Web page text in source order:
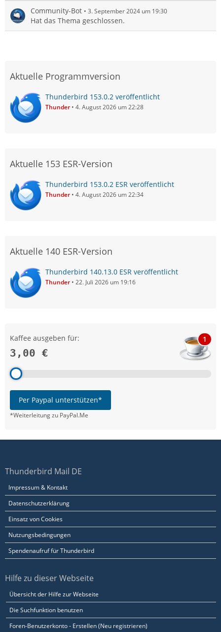
Community-Bot 3. September 2024 um 19:30
Hat das Thema geschlossen.
Aktuelle Programmversion
Thunderbird 153.0.2 veröffentlicht
Thunder 4. August 2026 um 22:28
Aktuelle 153 ESR-Version
Thunderbird 153.0.2 ESR veröffentlicht
Thunder 4. August 2026 um 22:34
Aktuelle 140 ESR-Version
Thunderbird 140.13.0 ESR veröffentlicht
Thunder 22. Juli 2026 um 19:16
Kaffee ausgeben für:
3,00 €
1
Per Paypal unterstützen*
*Weiterleitung zu PayPal.Me
Thunderbird Mail DE
Impressum & Kontakt
Datenschutzerklärung
Einsatz von Cookies
Nutzungsbedingungen
Spendenaufruf für Thunderbird
Hilfe zu dieser Webseite
Übersicht der Hilfe zur Webseite
Die Suchfunktion benutzen
Foren-Benutzerkonto - Erstellen (Neu registrieren)